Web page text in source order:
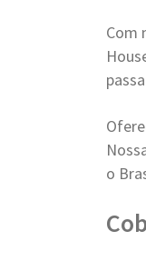
Com
o